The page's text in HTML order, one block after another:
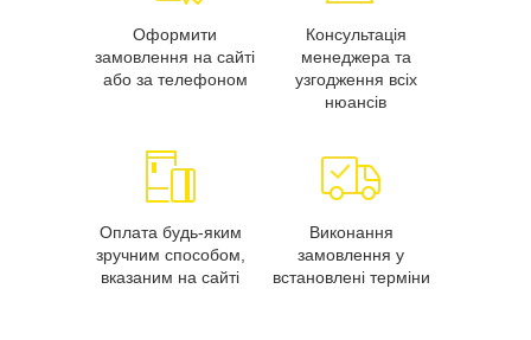
Оформити
замовлення на сайті
або за телефоном
Консультація
менеджера та
узгодження всіх
нюансів
Оплата будь-яким
зручним способом,
вказаним на сайті
Виконання
замовлення у
встановлені терміни